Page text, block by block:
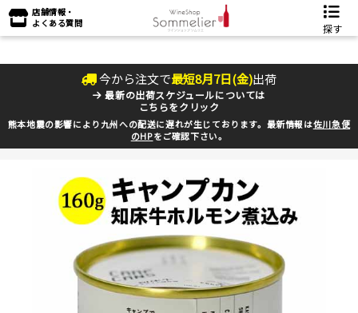
店舗情報・
よくある質問
探す
今から注文で最短8月7日(金)出荷
最新の出荷スケジュールについては
こちらをクリック
熊本地震の影響により九州への配送に遅れが生じております。最新情報は佐川急便
のHPをご確認下さい。